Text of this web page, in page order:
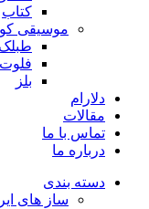
کتاب
موسیقی
طبلک
فلوت
بلز
دلارام
مقالات
تماس با ما
درباره ما
دسته بندی
ساز های